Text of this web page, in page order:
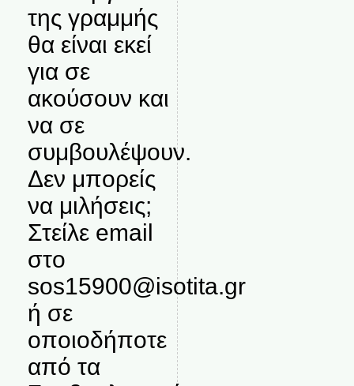
της γραμμής
θα είναι εκεί
για σε
ακούσουν και
να σε
συμβουλέψουν.
Δεν μπορείς
να μιλήσεις;
Στείλε email
στο
sos15900@isotita.gr
ή σε
οποιοδήποτε
από τα